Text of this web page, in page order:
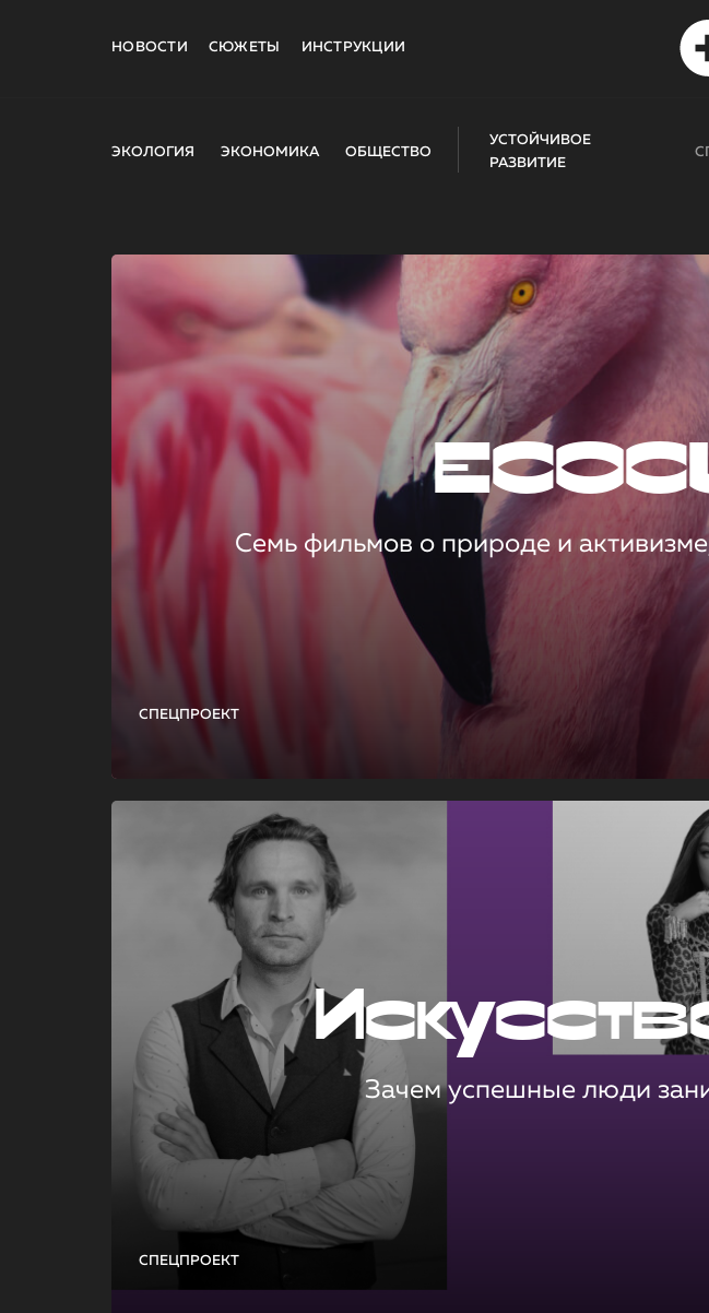
НОВОСТИ СЮЖЕТЫ ИНСТРУКЦИИ
ЭКОЛОГИЯ ЭКОНОМИКА ОБЩЕСТВО
УСТОЙЧИВОЕ
РАЗВИТИЕ
СПЕЦПРОЕКТ
Семь фильмов о природе и
СПЕЦПРОЕКТ
Зачем успешные люди